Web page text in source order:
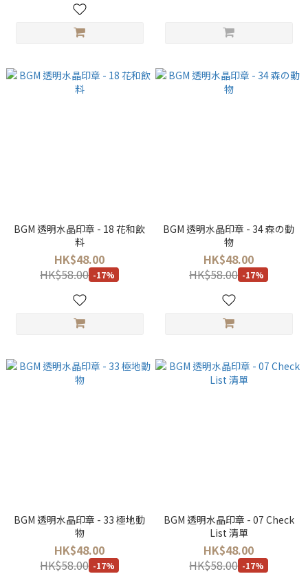
BGM 透明水晶印章 - 18 花和飲
料
HK$48.00
HK$58.00 -17%
BGM 透明水晶印章 - 34 森の動
物
HK$48.00
HK$58.00 -17%
BGM 透明水晶印章 - 33 極地動
物
HK$48.00
HK$58.00 -17%
BGM 透明水晶印章 - 07 Check
List 清單
HK$48.00
HK$58.00 -17%